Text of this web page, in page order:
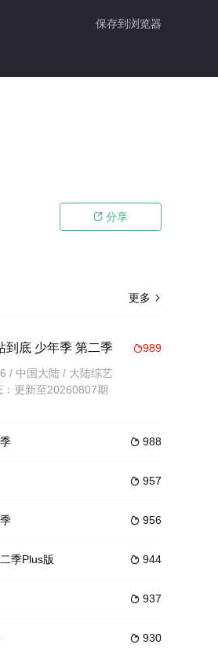
保存到浏览器
 分享
找到本地人口口相传的必吃
友同行”为核心，真实记录老友同行的相处日
更多 
989
到底 少年季 第二季
/ 中国大陆 / 大陆综艺
：更新至20260807期
 988
 957
 956
 944
季Plus版
 937
 930